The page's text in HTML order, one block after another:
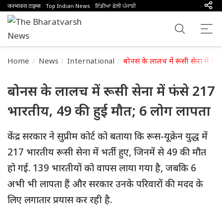
जनभावना टाइम्स Top Indian News ਇੰਡੀਆ ਡੇਲੀ ਪੰਜਾਬੀ
Home News International बोनस के लालच में रूसी सेना में फंसे
बोनस के लालच में रूसी सेना में फंसे 217
भारतीय, 49 की हुई मौत; 6 लोग लापता
केंद्र सरकार ने सुप्रीम कोर्ट को बताया कि रूस-यूक्रेन युद्ध में
217 भारतीय रूसी सेना में भर्ती हुए, जिनमें से 49 की मौत
हो गई. 139 भारतीयों को वापस लाया गया है, जबकि 6
अभी भी लापता हैं और सरकार उनके परिवारों की मदद के
लिए लगातार प्रयास कर रही है.